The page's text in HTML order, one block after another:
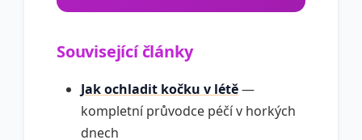
Související články
Jak ochladit kočku v létě—
kompletní průvodce péčí v horkých
dnech